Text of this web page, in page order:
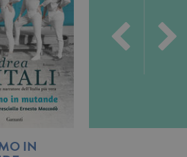
IN
visualizzata.
in cui l'elemento
o del sito Web a
per limitare la quantità
che è un aggiornamento
da Google. Questo cookie
numero generato in modo
di pagina in un sito e
per i rapporti di analisi dei